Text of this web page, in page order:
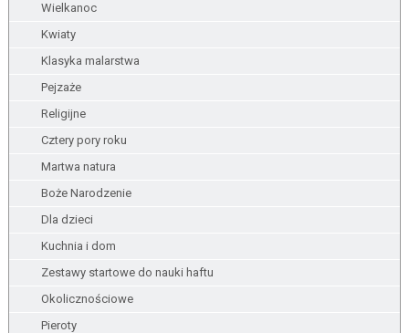
Wielkanoc
Kwiaty
Klasyka malarstwa
Pejzaże
Religijne
Cztery pory roku
Martwa natura
Boże Narodzenie
Dla dzieci
Kuchnia i dom
Zestawy startowe do nauki haftu
Okolicznościowe
Pieroty